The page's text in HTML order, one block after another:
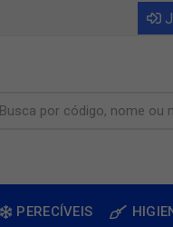
PERECÍVEIS